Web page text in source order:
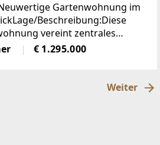
Gartenwohnung im
Beschreibung:Diese
vereint zentrales
ruhigen Lage
am Wörthersee. Sämtliche
€ 1.295.000
Weiter